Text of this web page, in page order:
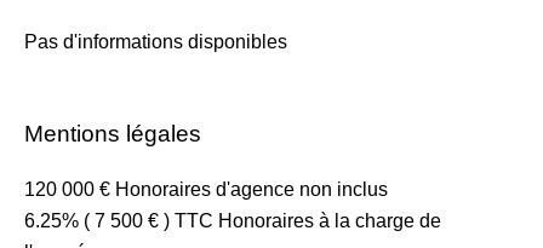
Pas d'informations disponibles
Mentions légales
120 000 € Honoraires d'agence non inclus
6.25% ( 7 500 € ) TTC Honoraires à la charge de